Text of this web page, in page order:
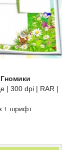
| 300 dpi | RAR |
+ шрифт.